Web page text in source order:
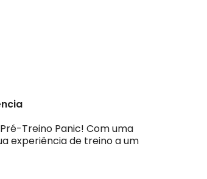
Treino Panic! Com uma
experiência de treino a um